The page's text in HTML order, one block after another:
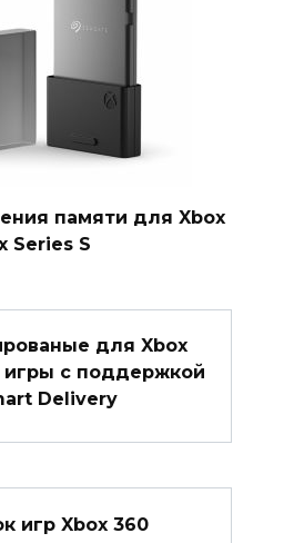
памяти для Xbox
Series S
для Xbox
игры с поддержкой
Delivery
игр Xbox 360